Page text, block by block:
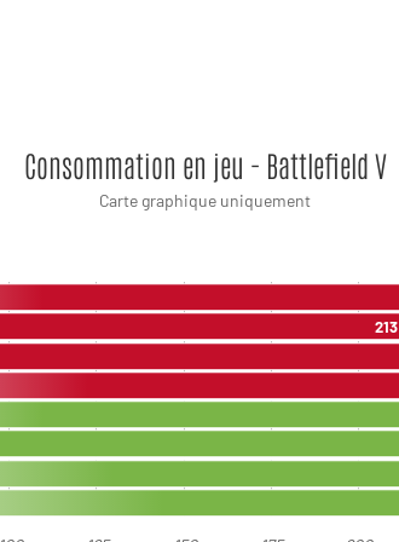
Consommation en jeu - Battlefield V
Carte graphique uniquement
213